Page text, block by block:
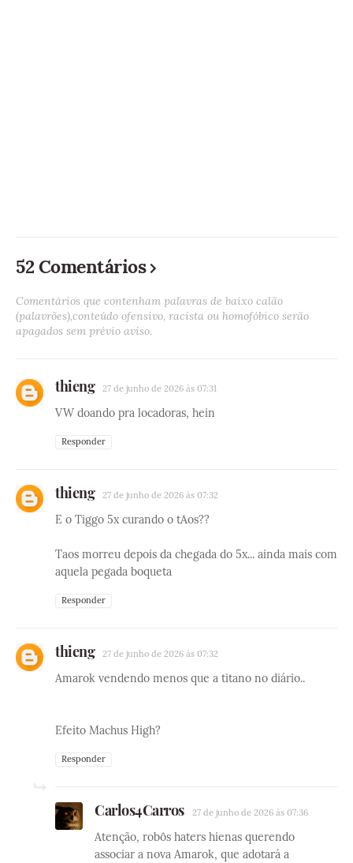
52 Comentários
Comentários que contenham palavras de baixo calão
(palavrões),conteúdo ofensivo, racista ou homofóbico serão
apagados sem prévio aviso.
thieng 27 de junho de 2026 às 07:31
VW doando pra locadoras, hein
Responder
thieng 27 de junho de 2026 às 07:32
E o Tiggo 5x curando o tAos??
Taos morreu depois da chegada do 5x... ainda mais com
aquela pegada boqueta
Responder
thieng 27 de junho de 2026 às 07:32
Amarok vendendo menos que a titano no diário..
Efeito Machus High?
Responder
Carlos4Carros 27 de junho de 2026 às 07:36
Atenção, robôs haters hienas querendo
associar a nova Amarok, que adotará a